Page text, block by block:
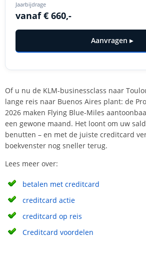
Jaarbijdrage
vanaf € 660,-
Aanvragen ▸
Of u nu de KLM-businessclass naar
lange reis naar Buenos Aires plant: de
2026 maken Flying Blue-Miles
een gewone maand. Het loont om uw
benutten – en met de juiste creditcard
boekvenster nog sneller terug.
Lees meer over:
betalen met creditcard
creditcard actie
creditcard op reis
Creditcard voordelen